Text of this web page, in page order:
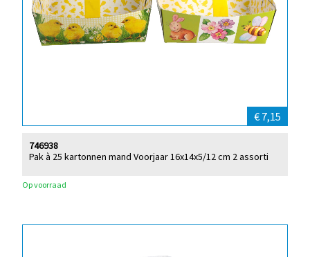
€ 7,15
Pak à 25 kartonnen mand Voorjaar 16x14x5/12 cm 2 assorti
746938
Op voorraad